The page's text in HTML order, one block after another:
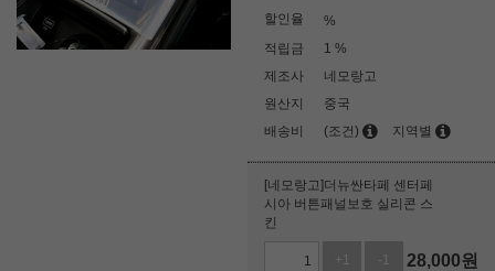
할인율
%
적립금
1 %
제조사
네모랑고
원산지
중국
배송비
(조건) 지역별
[네모랑고]더뉴싼타페 센터페
시아 버튼패널보호 실리콘 스
킨
+1 -1 28,000원